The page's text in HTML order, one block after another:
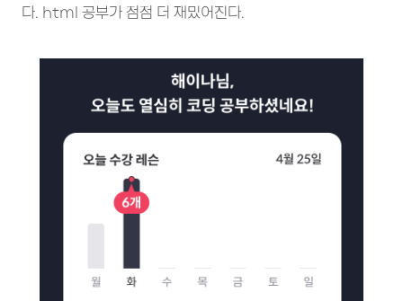
다. html 공부가 점점 더 재밌어진다.